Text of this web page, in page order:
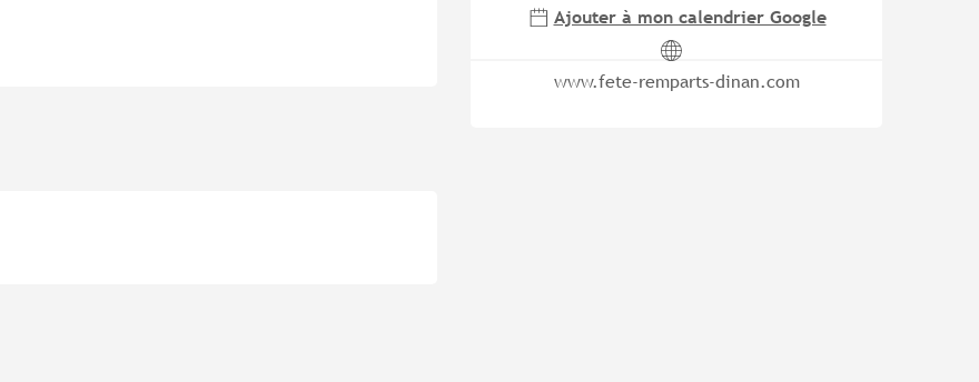
Ajouter à mon calendrier Google
www.fete-remparts-dinan.com